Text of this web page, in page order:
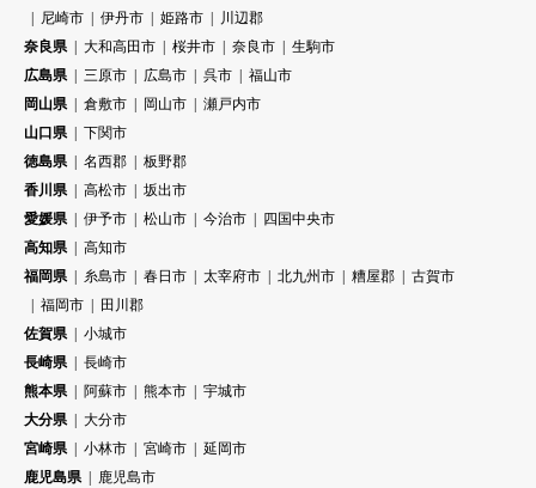
尼崎市
伊丹市 姫路市
川辺郡
奈良県
大和高田市 桜井市 奈良市
生駒市
広島県
三原市 広島市 呉市
福山市
岡山県
倉敷市 岡山市
瀬戸内市
山口県
下関市
徳島県
名西郡
板野郡
香川県
高松市
坂出市
愛媛県
伊予市 松山市 今治市
四国中央市
高知県
高知市
福岡県
糸島市 春日市 太宰府市 北九州市 糟屋郡
古賀市
福岡市
田川郡
佐賀県
小城市
長崎県
長崎市
熊本県
阿蘇市 熊本市
宇城市
大分県
大分市
宮崎県
小林市 宮崎市
延岡市
鹿児島県
鹿児島市